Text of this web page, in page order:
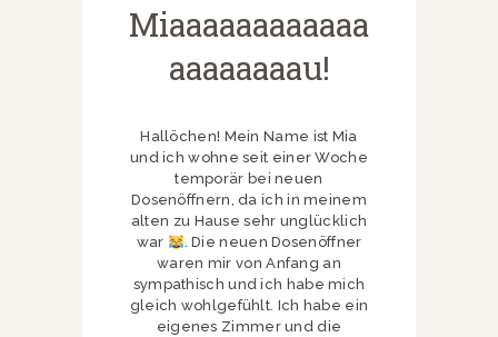
Miaaaaaaaaaaaa
aaaaaaaau!
Hallöchen! Mein Name ist Mia
und ich wohne seit einer Woche
temporär bei neuen
Dosenöffnern, da ich in meinem
alten zu Hause sehr unglücklich
war
. Die neuen Dosenöffner
waren mir von Anfang an
sympathisch und ich habe mich
gleich wohlgefühlt. Ich habe ein
eigenes Zimmer und die